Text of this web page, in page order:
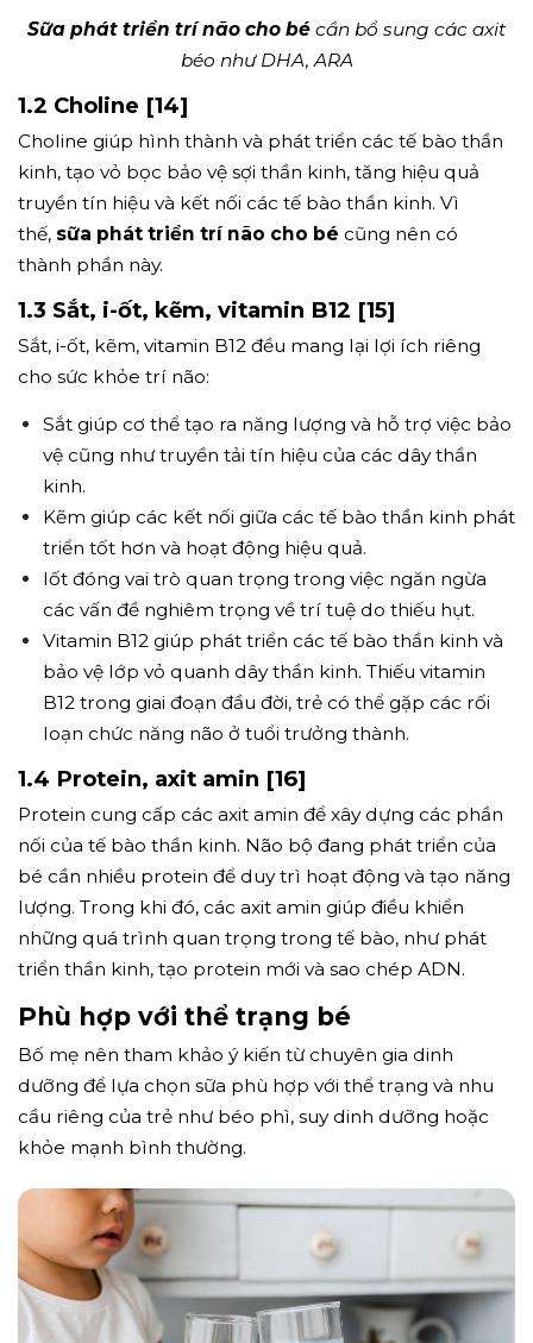
Sữa phát triển trí não cho bé cần bổ sung các axit
béo như DHA, ARA
1.2 Choline [14]
Choline giúp hình thành và phát triển các tế bào thần
kinh, tạo vỏ bọc bảo vệ sợi thần kinh, tăng hiệu quả
truyền tín hiệu và kết nối các tế bào thần kinh. Vì
thế, sữa phát triển trí não cho bé cũng nên có
thành phần này.
1.3 Sắt, i-ốt, kẽm, vitamin B12 [15]
Sắt, i-ốt, kẽm, vitamin B12 đều mang lại lợi ích riêng
cho sức khỏe trí não:
Sắt giúp cơ thể tạo ra năng lượng và hỗ trợ việc bảo
vệ cũng như truyền tải tín hiệu của các dây thần
kinh.
Kẽm giúp các kết nối giữa các tế bào thần kinh phát
triển tốt hơn và hoạt động hiệu quả.
Iốt đóng vai trò quan trọng trong việc ngăn ngừa
các vấn đề nghiêm trọng về trí tuệ do thiếu hụt.
Vitamin B12 giúp phát triển các tế bào thần kinh và
bảo vệ lớp vỏ quanh dây thần kinh. Thiếu vitamin
B12 trong giai đoạn đầu đời, trẻ có thể gặp các rối
loạn chức năng não ở tuổi trưởng thành.
1.4 Protein, axit amin [16]
Protein cung cấp các axit amin để xây dựng các phần
nối của tế bào thần kinh. Não bộ đang phát triển của
bé cần nhiều protein để duy trì hoạt động và tạo năng
lượng. Trong khi đó, các axit amin giúp điều khiển
những quá trình quan trọng trong tế bào, như phát
triển thần kinh, tạo protein mới và sao chép ADN.
Phù hợp với thể trạng bé
Bố mẹ nên tham khảo ý kiến từ chuyên gia dinh
dưỡng để lựa chọn sữa phù hợp với thể trạng và nhu
cầu riêng của trẻ như béo phì, suy dinh dưỡng hoặc
khỏe mạnh bình thường.